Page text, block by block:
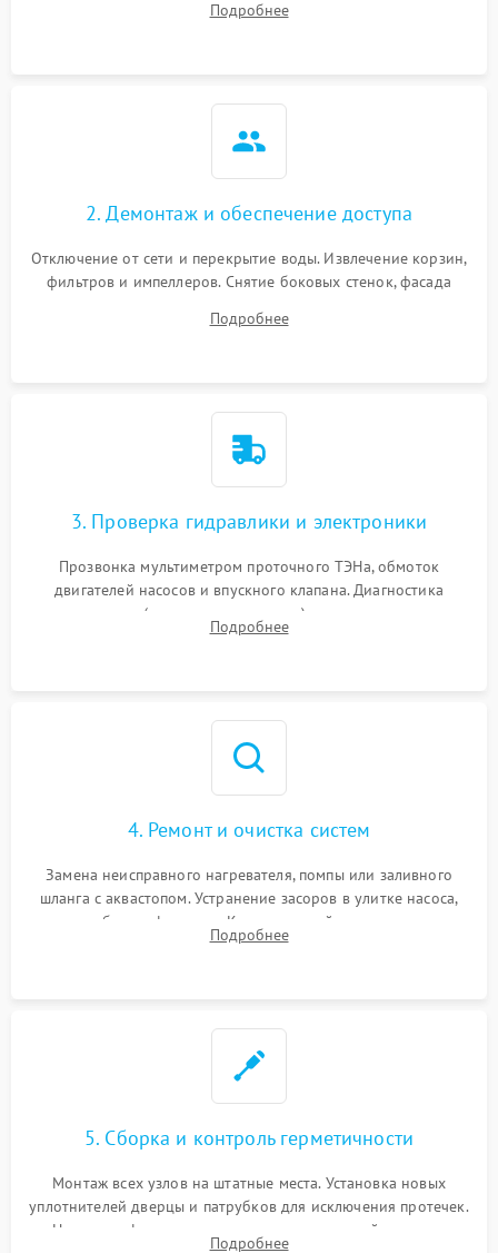
разбрызгивателей или срабатывание системы защиты
Подробнее
2. Демонтаж и обеспечение доступа
Отключение от сети и перекрытие воды. Извлечение корзин,
фильтров и импеллеров. Снятие боковых стенок, фасада
циркуляционному насосу, ТЭНу и сливной помпе.
Подробнее
3. Проверка гидравлики и электроники
Прозвонка мультиметром проточного ТЭНа, обмоток
двигателей насосов и впускного клапана. Диагностика
прессостата (датчика уровня воды), датчика мутности,
концевика дверцы и электронного модуля управления.
Подробнее
4. Ремонт и очистка систем
Замена неисправного нагревателя, помпы или заливного
шланга с аквастопом. Устранение засоров в улитке насоса,
патрубках и фильтрах. Компонентный ремонт платы
управления, восстановление поврежденной проводки.
Подробнее
5. Сборка и контроль герметичности
Монтаж всех узлов на штатные места. Установка новых
уплотнителей дверцы и патрубков для исключения протечек.
Надежная фиксация хомутов гидравлической системы,
Подробнее